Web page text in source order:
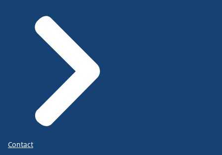
Contact